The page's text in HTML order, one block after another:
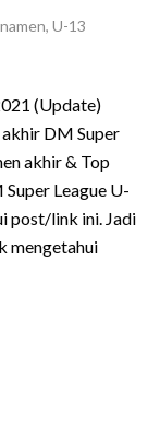
, U-13
(Update)
DM Super
akhir & Top
League U-
post/link ini. Jadi
mengetahui